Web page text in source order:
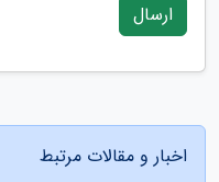
ارسال
اخبار و مقالات مرتبط